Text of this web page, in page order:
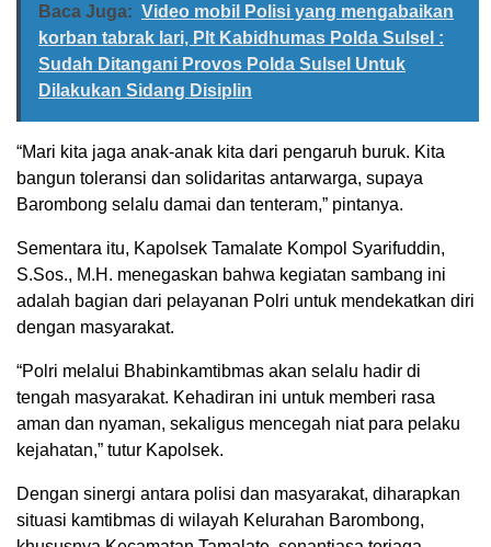
Baca Juga: Video mobil Polisi yang mengabaikan
korban tabrak lari, Plt Kabidhumas Polda Sulsel :
Sudah Ditangani Provos Polda Sulsel Untuk
Dilakukan Sidang Disiplin
“Mari kita jaga anak-anak kita dari pengaruh buruk. Kita
bangun toleransi dan solidaritas antarwarga, supaya
Barombong selalu damai dan tenteram,” pintanya.
Sementara itu, Kapolsek Tamalate Kompol Syarifuddin,
S.Sos., M.H. menegaskan bahwa kegiatan sambang ini
adalah bagian dari pelayanan Polri untuk mendekatkan diri
dengan masyarakat.
“Polri melalui Bhabinkamtibmas akan selalu hadir di
tengah masyarakat. Kehadiran ini untuk memberi rasa
aman dan nyaman, sekaligus mencegah niat para pelaku
kejahatan,” tutur Kapolsek.
Dengan sinergi antara polisi dan masyarakat, diharapkan
situasi kamtibmas di wilayah Kelurahan Barombong,